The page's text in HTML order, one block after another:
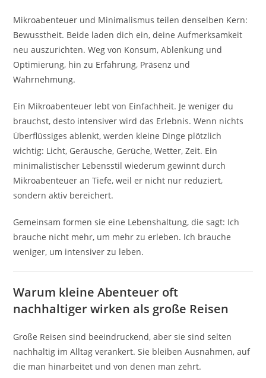
Mikroabenteuer und Minimalismus teilen denselben Kern:
Bewusstheit. Beide laden dich ein, deine Aufmerksamkeit
neu auszurichten. Weg von Konsum, Ablenkung und
Optimierung, hin zu Erfahrung, Präsenz und
Wahrnehmung.
Ein Mikroabenteuer lebt von Einfachheit. Je weniger du
brauchst, desto intensiver wird das Erlebnis. Wenn nichts
Überflüssiges ablenkt, werden kleine Dinge plötzlich
wichtig: Licht, Geräusche, Gerüche, Wetter, Zeit. Ein
minimalistischer Lebensstil wiederum gewinnt durch
Mikroabenteuer an Tiefe, weil er nicht nur reduziert,
sondern aktiv bereichert.
Gemeinsam formen sie eine Lebenshaltung, die sagt: Ich
brauche nicht mehr, um mehr zu erleben. Ich brauche
weniger, um intensiver zu leben.
Warum kleine Abenteuer oft
nachhaltiger wirken als große Reisen
Große Reisen sind beeindruckend, aber sie sind selten
nachhaltig im Alltag verankert. Sie bleiben Ausnahmen, auf
die man hinarbeitet und von denen man zehrt.